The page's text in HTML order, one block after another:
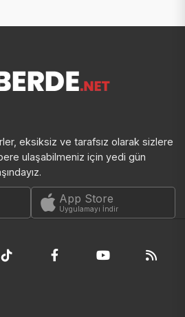
Malatya
Muğla
Samsun Şanlıurfa
Trabzon
Yalova Yozgat
eksiksiz ve tarafsız olarak sizlere
ulaşabilmeniz için yedi gün
App Store
Uygulamayı İndir